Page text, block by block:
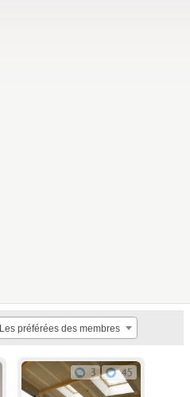
Les préférées des membres
3 45